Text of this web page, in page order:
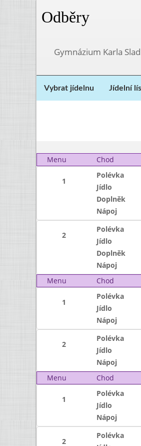
Odběry
Gymnázium Karla
Vybrat jídelnu Jídelní
Menu
Chod
1
Polévka
Jídlo
Doplněk
Nápoj
2
Polévka
Jídlo
Doplněk
Nápoj
Menu
Chod
1
Polévka
Jídlo
Nápoj
2
Polévka
Jídlo
Nápoj
Menu
Chod
1
Polévka
Jídlo
Nápoj
2
Polévka